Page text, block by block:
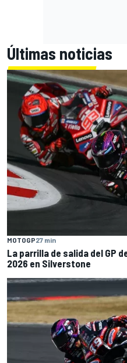
Últimas noticias
MOTOGP27 min
La parrilla de salida del GP
2026 en Silverstone